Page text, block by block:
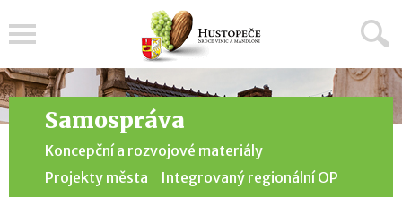
Samospráva
Koncepční a rozvojové materiály
Projekty města
Integrovaný regionální OP